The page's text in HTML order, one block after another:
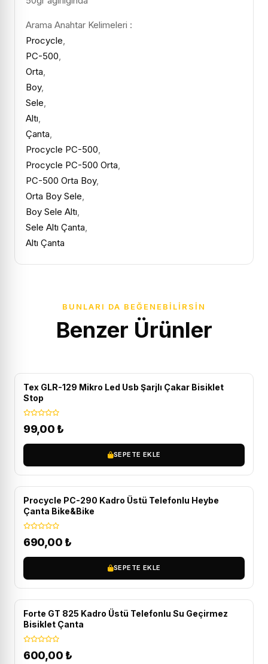
Arama Anahtar Kelimeleri :
Procycle,
PC-500,
Orta,
Boy,
Sele,
Altı,
Çanta,
Procycle PC-500,
Procycle PC-500 Orta,
PC-500 Orta Boy,
Orta Boy Sele,
Boy Sele Altı,
Sele Altı Çanta,
Altı Çanta
BUNLARI DA BEĞENEBILIRSIN
Benzer Ürünler
Tex GLR-129 Mikro Led Usb Şarjlı Çakar Bisiklet
Stop
99,00 ₺
SEPETE EKLE
Procycle PC-290 Kadro Üstü Telefonlu Heybe
Çanta Bike&Bike
690,00 ₺
SEPETE EKLE
Forte GT 825 Kadro Üstü Telefonlu Su Geçirmez
Bisiklet Çanta
600,00 ₺